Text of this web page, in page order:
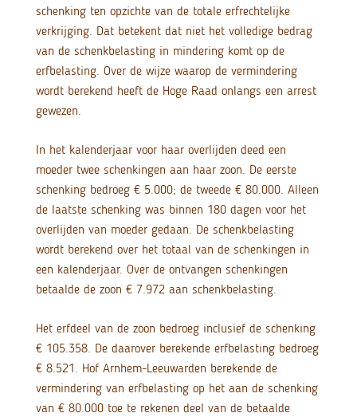
schenking ten opzichte van de totale erfrechtelijke
verkrijging. Dat betekent dat niet het volledige bedrag
van de schenkbelasting in mindering komt op de
erfbelasting. Over de wijze waarop de vermindering
wordt berekend heeft de Hoge Raad onlangs een arrest
gewezen.
In het kalenderjaar voor haar overlijden deed een
moeder twee schenkingen aan haar zoon. De eerste
schenking bedroeg € 5.000; de tweede € 80.000. Alleen
de laatste schenking was binnen 180 dagen voor het
overlijden van moeder gedaan. De schenkbelasting
wordt berekend over het totaal van de schenkingen in
een kalenderjaar. Over de ontvangen schenkingen
betaalde de zoon € 7.972 aan schenkbelasting.
Het erfdeel van de zoon bedroeg inclusief de schenking
€ 105.358. De daarover berekende erfbelasting bedroeg
€ 8.521. Hof Arnhem-Leeuwarden berekende de
vermindering van erfbelasting op het aan de schenking
van € 80.000 toe te rekenen deel van de betaalde